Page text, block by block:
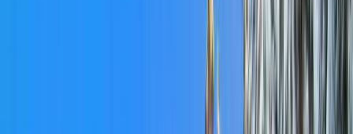
SAVOIR-FAIRE
SUR-MESURE
DÉPLACEMENTS PROFESSIONNELS